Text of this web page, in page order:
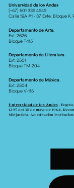
Universidad de los Andes
[+57] 601 339 4949
Calle 19A #1 - 37 Este. Bloque K.
Departamento de Arte.
Ext. 2626
Bloque T-115
Departamento de Literatura.
Ext. 2501
Bloque TM-204
Departamento de Música.
Ext. 2504
Bloque V-115
Universidad de los Andes|
1297 del 30 de mayo de 1964.
Minjusticia. Acreditación